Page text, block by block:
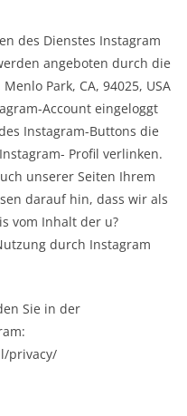
des Dienstes Instagram
angeboten durch die
Park, CA, 94025, USA
Account eingeloggt
Instagram-Buttons die
Profil verlinken.
unserer Seiten Ihrem
darauf hin, dass wir als
vom Inhalt der u?
durch Instagram
Sie in der
privacy/